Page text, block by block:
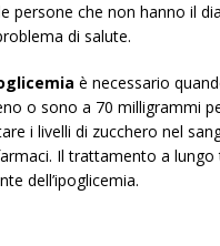
persone che non hanno il
di salute.
è necessario
o sono a 70 milligrammi
i livelli di zucchero nel
Il trattamento a lungo
dell’ipoglicemia.